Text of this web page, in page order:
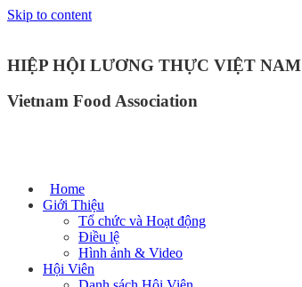
Skip to content
HIỆP HỘI LƯƠNG THỰC VIỆT NAM
Vietnam Food Association
Home
Giới Thiệu
Tổ chức và Hoạt động
Điều lệ
Hình ảnh & Video
Hội Viên